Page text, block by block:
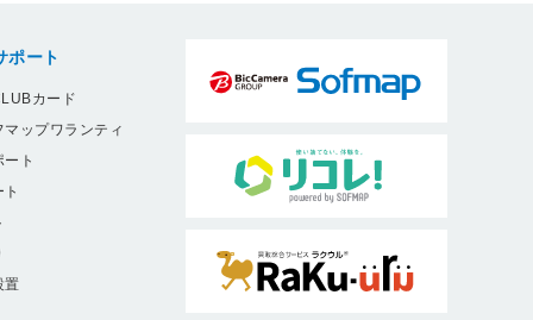
ポート
カード
ップワランティ
ト
置